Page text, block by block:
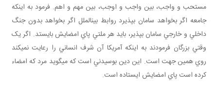
مستحب و واجب، بين واجب و اوجب، بين مهم و اهم. فرمود به اينکه
جامعه اگر بخواهد سامان بپذيرد روابط بين الملل اگر بخواهد بدون جنگ
داخلي و خارجي سامان بپذير، بايد هر ملتي پاي امضايش بايستد. اگر يک
وقتي بزرگان فرمودند به اينکه آمريکا آن شرف انساني را رعايت نمي کند
روي همين جهت است. اين دين بوسيدني است که مي گويد مرد که امضاء
کرده است پاي امضايش ايستاده است.